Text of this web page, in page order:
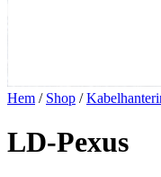
Hem / Shop /
LD-Pexus